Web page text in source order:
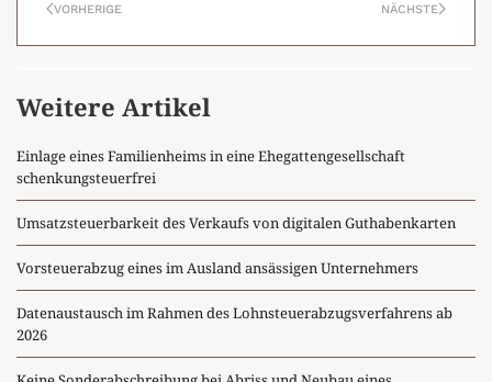
VORHERIGE NÄCHSTE
Weitere Artikel
Einlage eines Familienheims in eine Ehegattengesellschaft
schenkungsteuerfrei
Umsatzsteuerbarkeit des Verkaufs von digitalen Guthabenkarten
Vorsteuerabzug eines im Ausland ansässigen Unternehmers
Datenaustausch im Rahmen des Lohnsteuerabzugsverfahrens ab
2026